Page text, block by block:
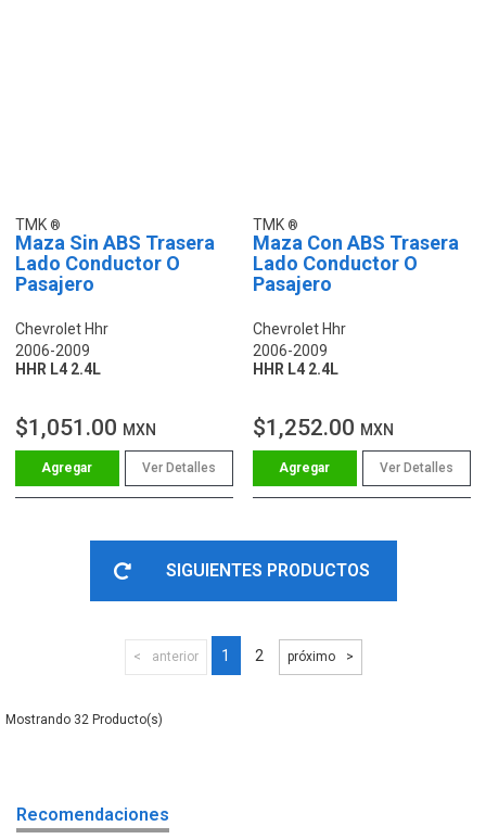
TMK
Maza Sin ABS Trasera
Lado Conductor O
Pasajero
Chevrolet Hhr
2006-2009
HHR L4 2.4L
$1,051.00 MXN
Ver Detalles
TMK
Maza Con ABS Trasera
Lado Conductor O
Pasajero
Chevrolet Hhr
2006-2009
HHR L4 2.4L
$1,252.00 MXN
Ver Detalles
SIGUIENTES PRODUCTOS
anterior 1 2 próximo
32
Recomendaciones